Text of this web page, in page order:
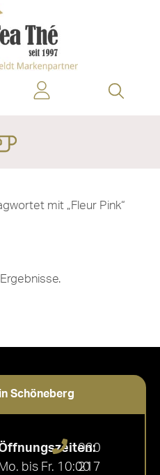
mit „Fleur Pink“
Schöneberg
Mo. bis Fr. 10:00
030
217